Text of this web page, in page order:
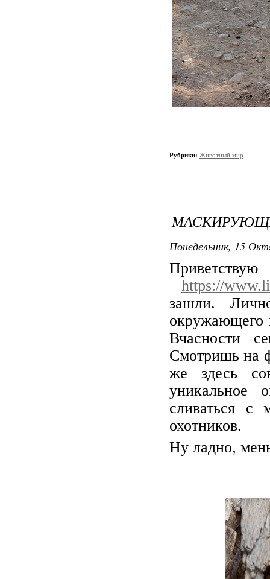
Рубрики: Животный мир
Понедельник, 15
https://
зашли.
окружающего
Вчасности
Смотришь на
же здесь
уникальное
сливаться
охотников.
Ну ладно,